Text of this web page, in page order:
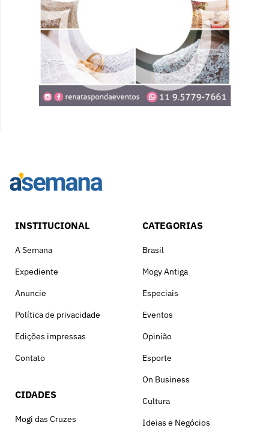
INSTITUCIONAL
A Semana
Expediente
Anuncie
Política de privacidade
Edições impressas
Contato
CIDADES
Mogi das Cruzes
CATEGORIAS
Brasil
Mogy Antiga
Especiais
Eventos
Opinião
Esporte
On Business
Cultura
Ideias e Negócios